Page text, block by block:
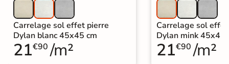
Carrelage sol effet pierre
Dylan blanc 45x45 cm
21€90 /m²
Carrelage sol
Dylan mink 45x45
21€90 /m²